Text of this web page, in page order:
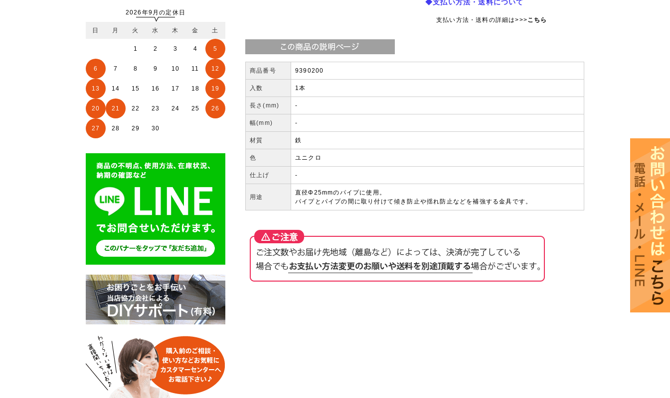
2026年9月の定休日
日 月 火 水 木 金 土
1 2 3 4 5
6 7 8 9 10 11 12
13 14 15 16 17 18 19
20 21 22 23 24 25 26
27 28 29 30
◆支払い方法・送料について
支払い方法・送料の詳細は>>>こちら
商品番号 9390200
入数 1本
長さ(mm) -
幅(mm) -
材質 鉄
色 ユニクロ
仕上げ -
用途
直径Φ25mmのパイプに使用。
パイプとパイプの間に取り付けて傾き防止や揺れ防止などを補強する金具です。